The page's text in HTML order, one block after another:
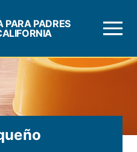
PARA PADRES